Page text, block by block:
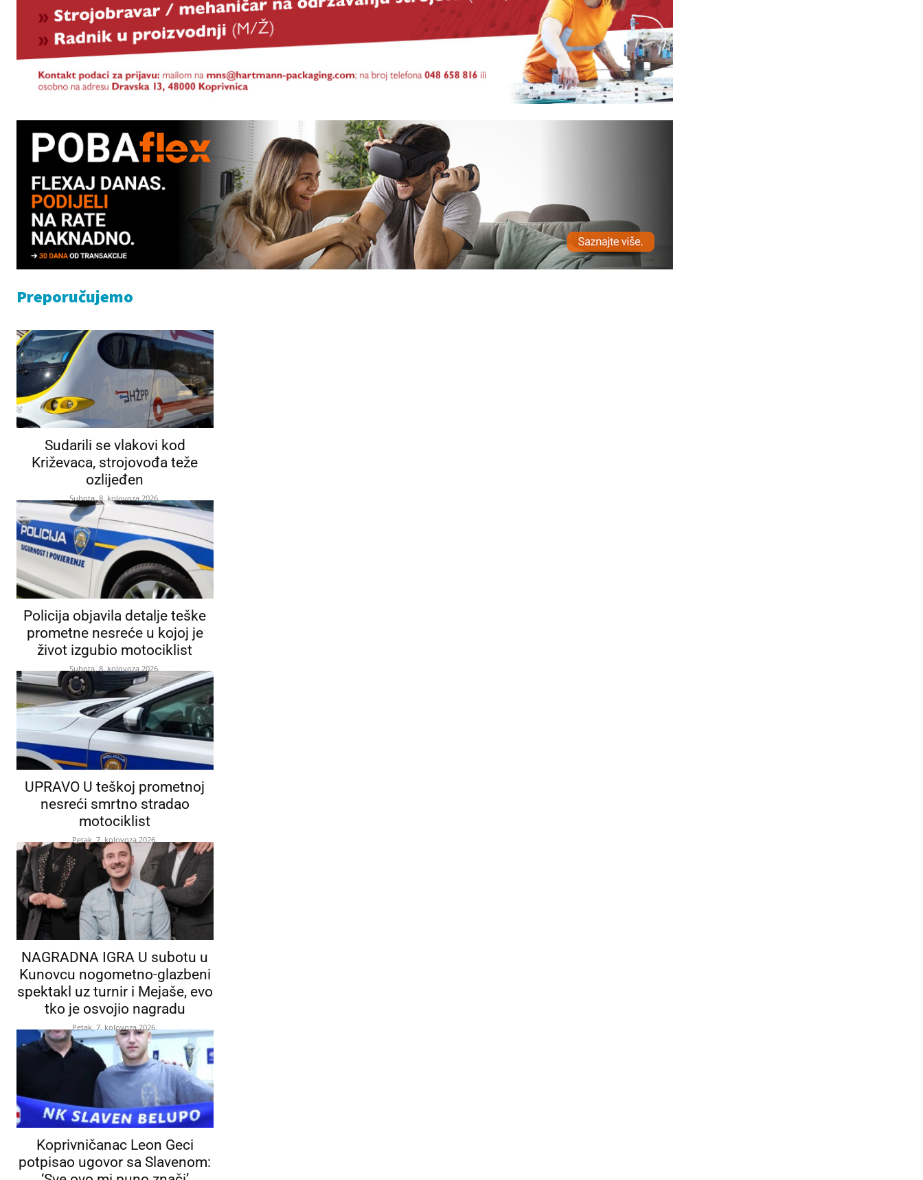
Preporučujemo
Sudarili se vlakovi kod
Križevaca, strojovođa teže
ozlijeđen
Subota, 8. kolovoza 2026.
Policija objavila detalje teške
prometne nesreće u kojoj je
život izgubio motociklist
Subota, 8. kolovoza 2026.
UPRAVO U teškoj prometnoj
nesreći smrtno stradao
motociklist
Petak, 7. kolovoza 2026.
NAGRADNA IGRA U subotu u
Kunovcu nogometno-glazbeni
spektakl uz turnir i Mejaše, evo
tko je osvojio nagradu
Petak, 7. kolovoza 2026.
Koprivničanac Leon Geci
potpisao ugovor sa Slavenom: